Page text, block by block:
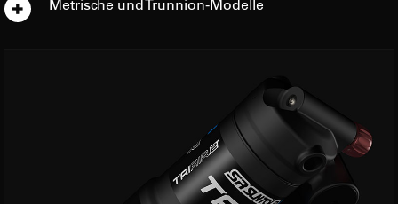
Metrische und Trunnion-Modelle